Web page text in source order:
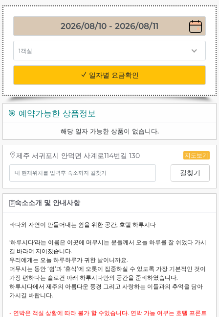
1객실
일자별 요금확인
🎯 예약가능한 상품정보
해당 일자 가능한 상품이 없습니다.
제주 서귀포시 안덕면 사계로114번길 130 지도보기
길찾기
숙소소개 및 안내사항
바다와 자연이 만들어내는 쉼을 위한 공간, 호텔 하루시다
'하루시다'라는 이름은 이곳에 머무시는 분들께서 오늘 하루를 잘 쉬었다 가시
길 바라며 지어졌습니다.
우리에게는 오늘 하루하루가 귀한 날이니까요.
머무시는 동안 ‘쉼’과 ‘휴식’에 오롯이 집중하실 수 있도록 가장 기본적인 것이
가장 편하다는 슬로건 아래 하루시다만의 공간을 준비하였습니다.
하루시다에서 제주의 아름다운 풍경 그리고 사랑하는 이들과의 추억을 담아
가시길 바랍니다.
- 연박은 객실 상황에 따라 불가 할 수있습니다. 연박 가능 여부는 호텔 프론트